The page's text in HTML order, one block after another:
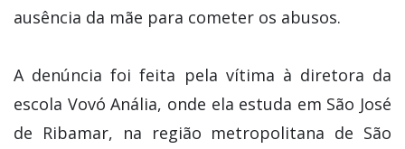
ausência da mãe para cometer os abusos.
A denúncia foi feita pela vítima à diretora da
escola Vovó Anália, onde ela estuda em São José
de Ribamar, na região metropolitana de São